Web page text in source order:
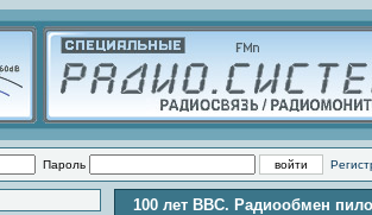
Пароль
100 лет ВВС. Радиообмен